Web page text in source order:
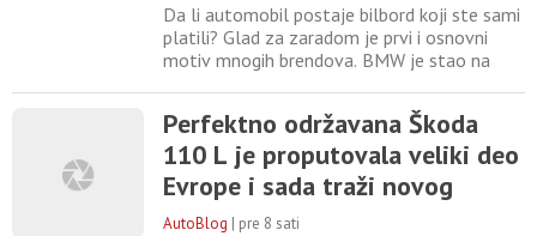
Da li automobil postaje bilbord koji ste sami
platili? Glad za zaradom je prvi i osnovni
motiv mnogih brendova. BMW je stao na
infotejmentu vašeg automobila. Vlasnici
javljaju da je na centralne ekrane svojih
automobila BMW poslao promotivni sadržaj
za novi film „Spider-Man: Brand New Day“.
Kompanija ga predstavlja
Perfektno održavana Škoda
110 L je proputovala veliki deo
Evrope i sada traži novog
avanturistu
AutoBlog | pre 8 sati